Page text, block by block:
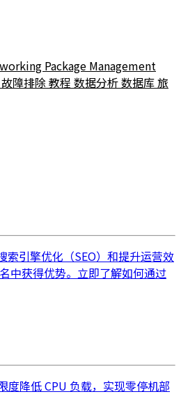
Package Management
故障排除教程 数据分析数据库旅
引擎优化（SEO）和提升运营效
中获得优势。立即了解如何通过
降低 CPU 负载，实现零停机部